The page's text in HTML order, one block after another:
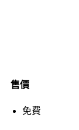
售價
免費